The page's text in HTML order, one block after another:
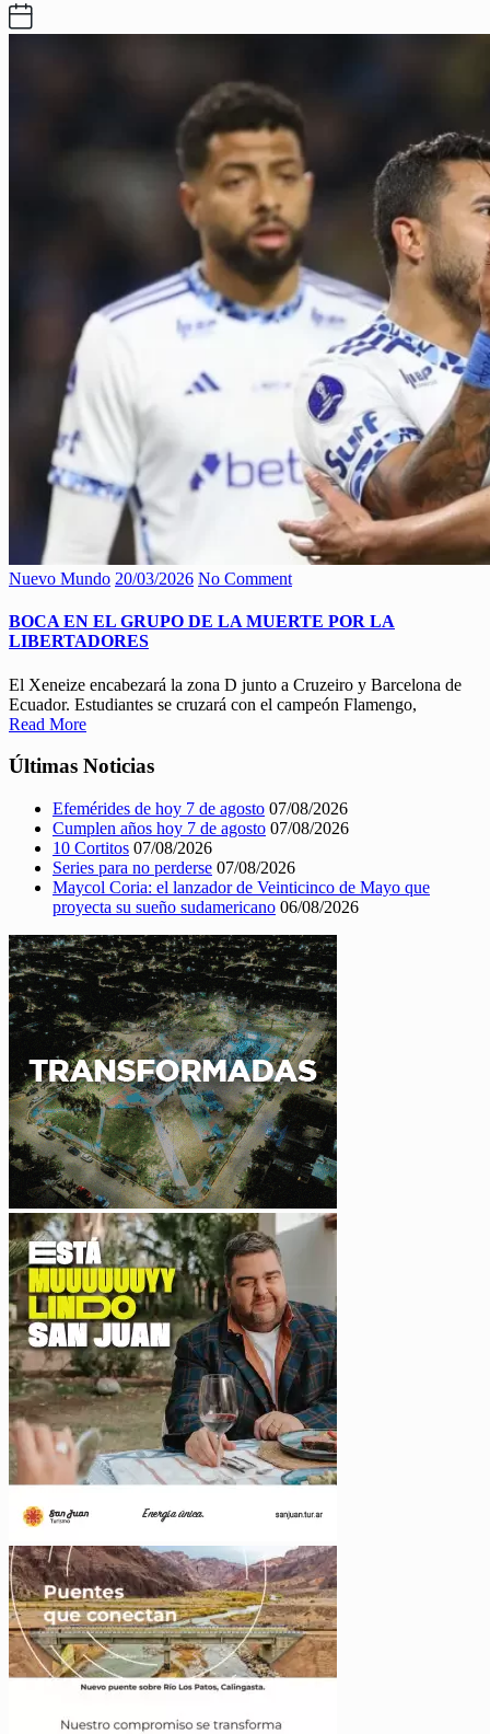
Nuevo Mundo 20/03/2026 No Comment
BOCA EN EL GRUPO DE LA MUERTE POR LA
LIBERTADORES
El Xeneize encabezará la zona D junto a Cruzeiro y Barcelona de
Ecuador. Estudiantes se cruzará con el campeón Flamengo,
Read More
Últimas Noticias
Efemérides de hoy 7 de agosto 07/08/2026
Cumplen años hoy 7 de agosto 07/08/2026
10 Cortitos 07/08/2026
Series para no perderse 07/08/2026
Maycol Coria: el lanzador de Veinticinco de Mayo que
proyecta su sueño sudamericano 06/08/2026